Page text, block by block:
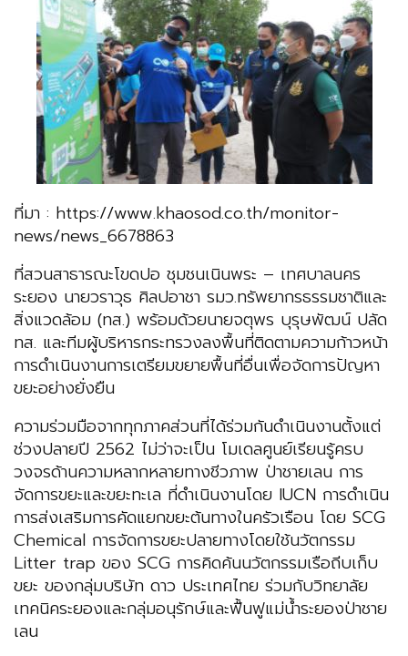
ที่มา : https://www.khaosod.co.th/monitor-
news/news_6678863
ที่สวนสาธารณะโขดปอ ชุมชนเนินพระ – เทศบาลนคร
ระยอง นายวราวุธ ศิลปอาชา รมว.ทรัพยากรธรรมชาติและ
สิ่งแวดล้อม (ทส.) พร้อมด้วยนายจตุพร บุรุษพัฒน์ ปลัด
ทส. และทีมผู้บริหารกระทรวงลงพื้นที่ติดตามความก้าวหน้า
การดำเนินงานการเตรียมขยายพื้นที่อื่นเพื่อจัดการปัญหา
ขยะอย่างยั่งยืน
ความร่วมมือจากทุกภาคส่วนที่ได้ร่วมกันดำเนินงานตั้งแต่
ช่วงปลายปี 2562 ไม่ว่าจะเป็น โมเดลศูนย์เรียนรู้ครบ
วงจรด้านความหลากหลายทางชีวภาพ ป่าชายเลน การ
จัดการขยะและขยะทะเล ที่ดำเนินงานโดย IUCN การดำเนิน
การส่งเสริมการคัดแยกขยะต้นทางในครัวเรือน โดย SCG
Chemical การจัดการขยะปลายทางโดยใช้นวัตกรรม
Litter trap ของ SCG การคิดค้นนวัตกรรมเรือถีบเก็บ
ขยะ ของกลุ่มบริษัท ดาว ประเทศไทย ร่วมกับวิทยาลัย
เทคนิคระยองและกลุ่มอนุรักษ์และฟื้นฟูแม่น้ำระยองป่าชาย
เลน